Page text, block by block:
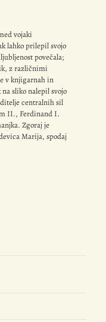
vojaki
lahko prilepil svojo
povečala;
z različnimi
v knjigarnah in
sliko nalepil svojo
centralnih sil
II., Ferdinand I.
Zgoraj je
Marija, spodaj